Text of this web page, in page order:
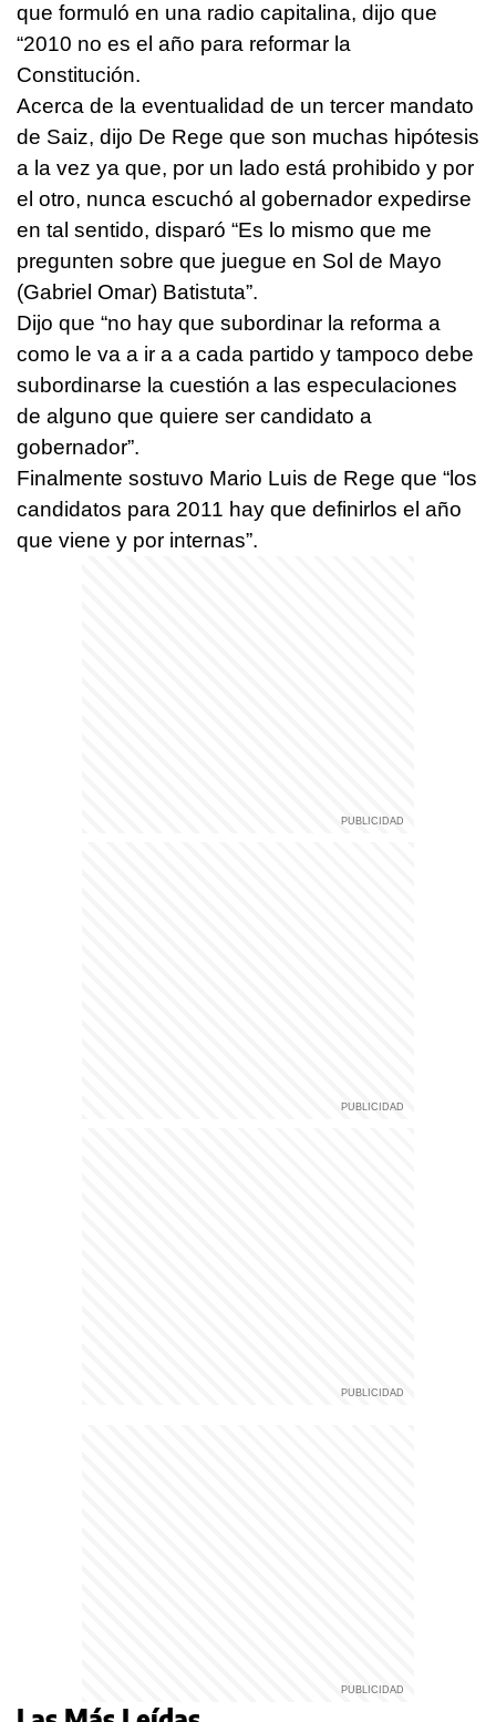
que formuló en una radio capitalina, dijo que
“2010 no es el año para reformar la
Constitución.
Acerca de la eventualidad de un tercer mandato
de Saiz, dijo De Rege que son muchas hipótesis
a la vez ya que, por un lado está prohibido y por
el otro, nunca escuchó al gobernador expedirse
en tal sentido, disparó “Es lo mismo que me
pregunten sobre que juegue en Sol de Mayo
(Gabriel Omar) Batistuta”.
Dijo que “no hay que subordinar la reforma a
como le va a ir a a cada partido y tampoco debe
subordinarse la cuestión a las especulaciones
de alguno que quiere ser candidato a
gobernador”.
Finalmente sostuvo Mario Luis de Rege que “los
candidatos para 2011 hay que definirlos el año
que viene y por internas”.